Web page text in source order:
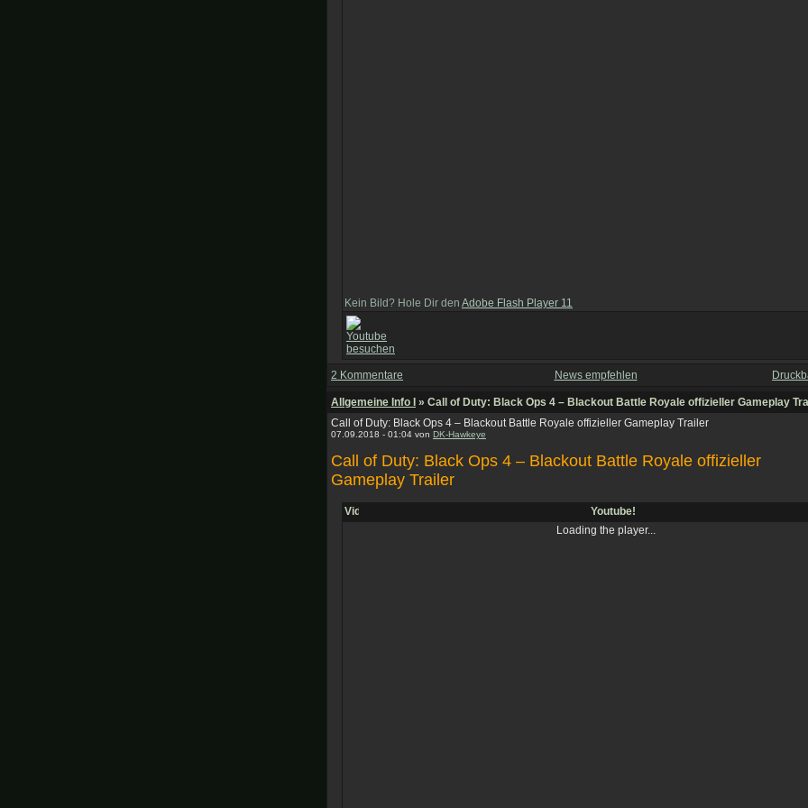
Kein Bild? Hole Dir den Adobe Flash Player 11
2 Kommentare News empfehlen
Allgemeine Info I
» Call of Duty: Black Ops 4 – Blackout Battle Royale offizieller Gameplay
Call of Duty: Black Ops 4 – Blackout Battle Royale offizieller Gameplay Trailer
07.09.2018 - 01:04 von DK-Hawkeye
Call of Duty: Black Ops 4 – Blackout Battle Royale offizieller
Gameplay Trailer
Youtube!
Loading the player...